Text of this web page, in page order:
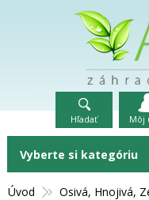
Hľadať Môj
Úvod Osivá, Hnojivá,
Vyberte si kategóriu